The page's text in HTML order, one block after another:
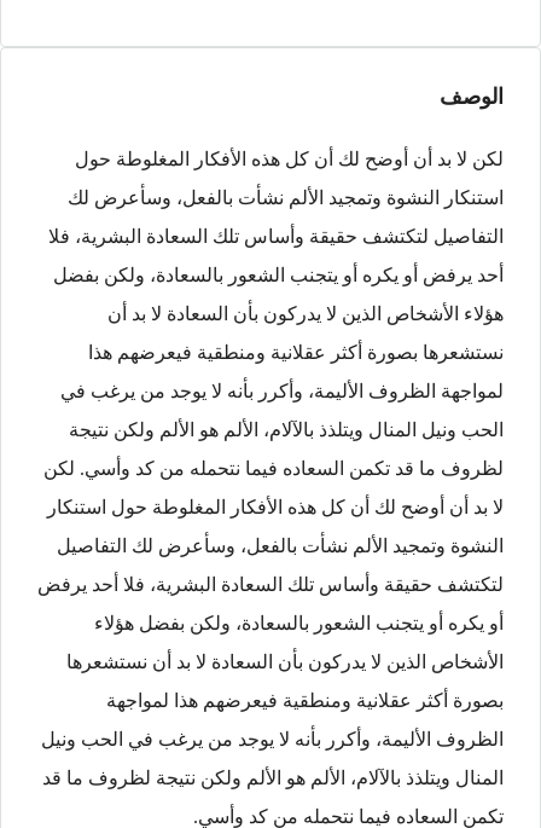
الوصف
لكن لا بد أن أوضح لك أن كل هذه الأفكار المغلوطة حول
استنكار النشوة وتمجيد الألم نشأت بالفعل، وسأعرض لك
التفاصيل لتكتشف حقيقة وأساس تلك السعادة البشرية، فلا
أحد يرفض أو يكره أو يتجنب الشعور بالسعادة، ولكن بفضل
هؤلاء الأشخاص الذين لا يدركون بأن السعادة لا بد أن
نستشعرها بصورة أكثر عقلانية ومنطقية فيعرضهم هذا
لمواجهة الظروف الأليمة، وأكرر بأنه لا يوجد من يرغب في
الحب ونيل المنال ويتلذذ بالآلام، الألم هو الألم ولكن نتيجة
لظروف ما قد تكمن السعاده فيما نتحمله من كد وأسي. لكن
لا بد أن أوضح لك أن كل هذه الأفكار المغلوطة حول استنكار
النشوة وتمجيد الألم نشأت بالفعل، وسأعرض لك التفاصيل
لتكتشف حقيقة وأساس تلك السعادة البشرية، فلا أحد يرفض
أو يكره أو يتجنب الشعور بالسعادة، ولكن بفضل هؤلاء
الأشخاص الذين لا يدركون بأن السعادة لا بد أن نستشعرها
بصورة أكثر عقلانية ومنطقية فيعرضهم هذا لمواجهة
الظروف الأليمة، وأكرر بأنه لا يوجد من يرغب في الحب ونيل
المنال ويتلذذ بالآلام، الألم هو الألم ولكن نتيجة لظروف ما قد
تكمن السعاده فيما نتحمله من كد وأسي.